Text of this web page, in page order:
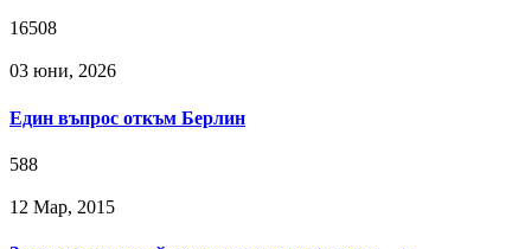
16508
03 юни, 2026
Един въпрос откъм Берлин
588
12 Мар, 2015